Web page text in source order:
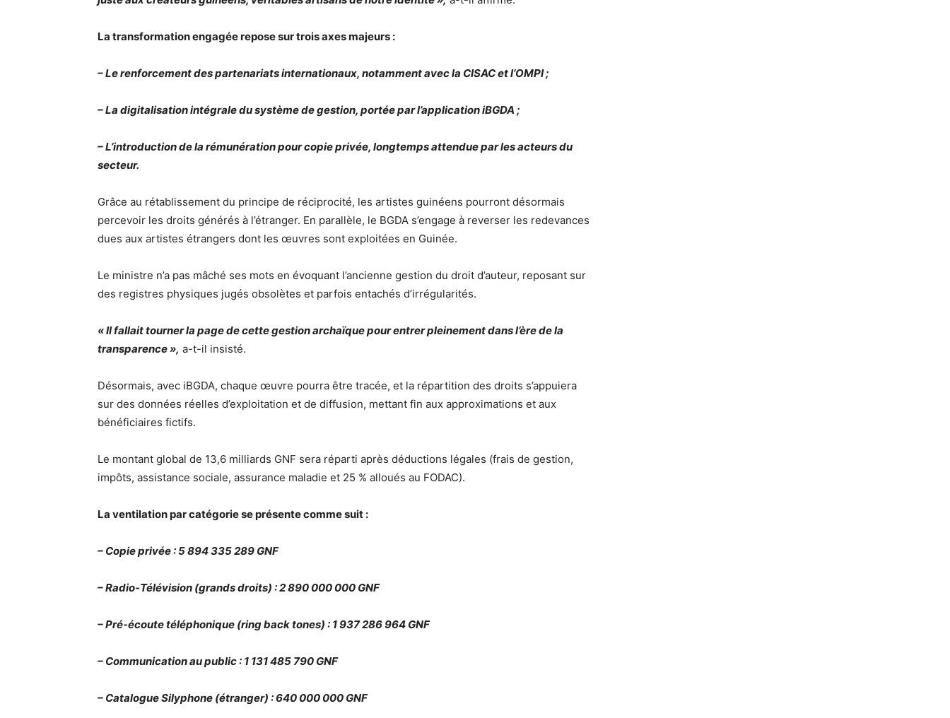
La transformation engagée repose sur trois axes majeurs :
– Le renforcement des partenariats internationaux, notamment avec la CISAC et l’OMPI ;
– La digitalisation intégrale du système de gestion, portée par l’application iBGDA ;
– L’introduction de la rémunération pour copie privée, longtemps attendue par les acteurs du
secteur.
Grâce au rétablissement du principe de réciprocité, les artistes guinéens pourront désormais
percevoir les droits générés à l’étranger. En parallèle, le BGDA s’engage à reverser les redevances
dues aux artistes étrangers dont les œuvres sont exploitées en Guinée.
Le ministre n’a pas mâché ses mots en évoquant l’ancienne gestion du droit d’auteur, reposant sur
des registres physiques jugés obsolètes et parfois entachés d’irrégularités.
« Il fallait tourner la page de cette gestion archaïque pour entrer pleinement dans l’ère de la
transparence », a-t-il insisté.
Désormais, avec iBGDA, chaque œuvre pourra être tracée, et la répartition des droits s’appuiera
sur des données réelles d’exploitation et de diffusion, mettant fin aux approximations et aux
bénéficiaires fictifs.
Le montant global de 13,6 milliards GNF sera réparti après déductions légales (frais de gestion,
impôts, assistance sociale, assurance maladie et 25 % alloués au FODAC).
La ventilation par catégorie se présente comme suit :
– Copie privée : 5 894 335 289 GNF
– Radio-Télévision (grands droits) : 2 890 000 000 GNF
– Pré-écoute téléphonique (ring back tones) : 1 937 286 964 GNF
– Communication au public : 1 131 485 790 GNF
– Catalogue Silyphone (étranger) : 640 000 000 GNF